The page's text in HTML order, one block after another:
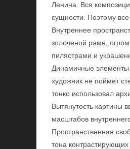
Ленина. Вся
сущности. Поэтому
Внутреннее
золоченой раме,
пилястрами и
Динамичные элементы
художник не поймет
тонко использовал
Вытянутость картины
масштабов
Пространственная
тона контрастирующих